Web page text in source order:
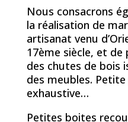
Nous consacrons
la réalisation de
artisanat venu
17ème siècle, et
des chutes de bois
des meubles.
exhaustive…
Petites boites